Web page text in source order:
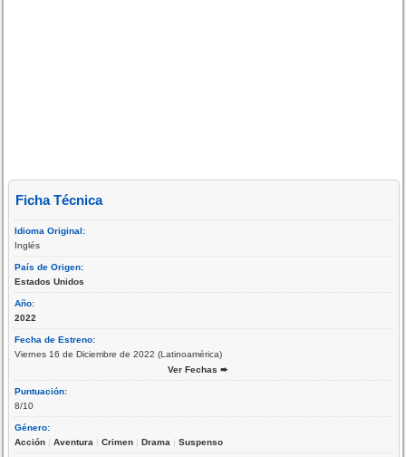
Ficha Técnica
Idioma Original:
Inglés
País de Origen:
Estados Unidos
Año:
2022
Fecha de Estreno:
Viernes 16 de Diciembre de 2022 (Latinoamérica)
Ver Fechas ➨
Puntuación:
8/10
Género:
Acción |Aventura |Crimen |Drama |Suspenso